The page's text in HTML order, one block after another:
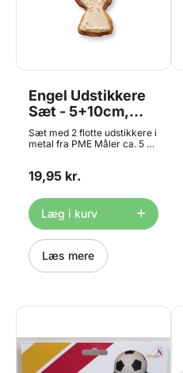
Engel Udstikkere
Sæt - 5+10cm,
PME
Sæt med 2 flotte udstikkere i
metal fra PME Måler ca. 5 og
19,95 kr.
Læg i kurv
Læs mere